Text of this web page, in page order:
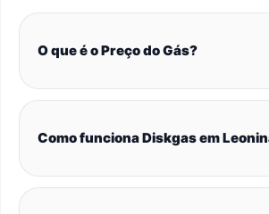
O que é o Preço do Gás?
Como funciona Diskgas em